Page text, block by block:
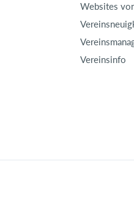
Websites
Vereinsinfo